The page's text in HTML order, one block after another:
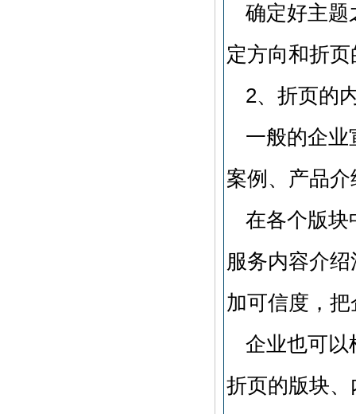
确定好主题
定方向和折
2、折页的
一般的企
案例、产品
在各个版块
服务内容介
加可信度，
企业也可以
折页的版块